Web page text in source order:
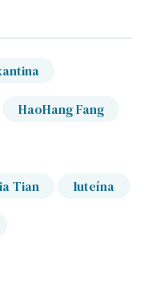
HaoHang Fang
Tian luteína